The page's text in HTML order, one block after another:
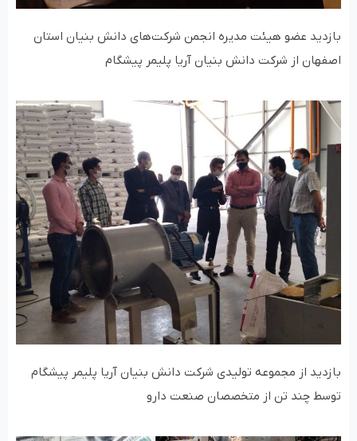
بازدید عضو هیئت مدیره انجمن شرکت‌های دانش بنیان استان
اصفهان از شرکت دانش بنیان آریا پلیمر پیشگام
بازدید از مجموعه تولیدی شرکت دانش بنیان آریا پلیمر پیشگام
توسط چند تن از متخصصان صنعت دارو